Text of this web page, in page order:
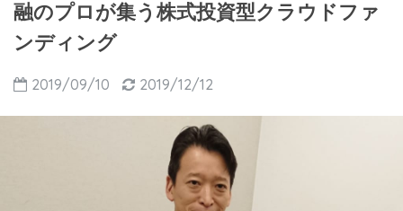
融のプロが集う株式投資型クラウドファ
ンディング
2019/09/10 2019/12/12